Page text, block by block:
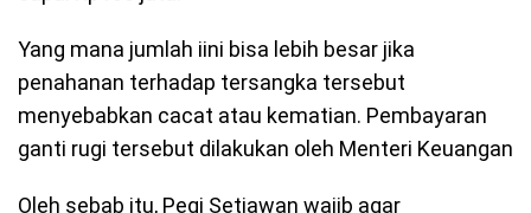
Yang mana jumlah iini bisa lebih besar jika
penahanan terhadap tersangka tersebut
menyebabkan cacat atau kematian. Pembayaran
ganti rugi tersebut dilakukan oleh Menteri Keuangan
Oleh sebab itu, Pegi Setiawan wajib agar